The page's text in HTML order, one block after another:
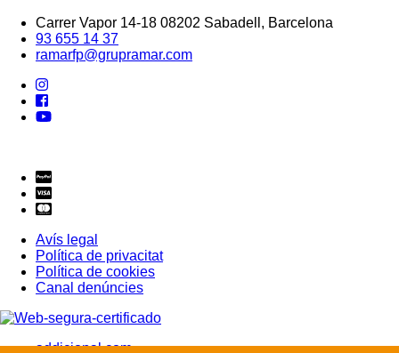
Carrer Vapor 14-18 08202 Sabadell, Barcelona
93 655 14 37
ramarfp@grupramar.com
Avís legal
Política de privacitat
Política de cookies
Canal denúncies
addicional.com